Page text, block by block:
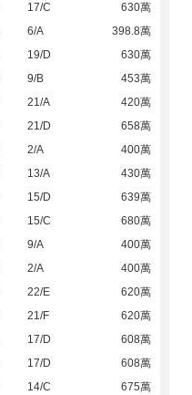
17/C
630萬
6/A
398.8萬
19/D
630萬
9/B
453萬
21/A
420萬
21/D
658萬
2/A
400萬
13/A
430萬
15/D
639萬
15/C
680萬
9/A
400萬
2/A
400萬
22/E
620萬
21/F
620萬
17/D
608萬
17/D
608萬
14/C
675萬